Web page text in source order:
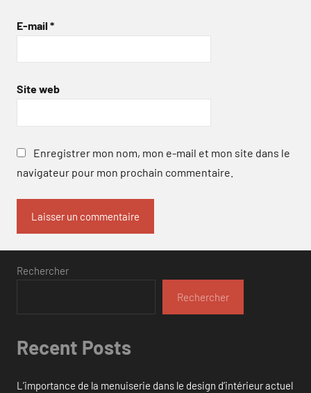
E-mail *
Site web
Enregistrer mon nom, mon e-mail et mon site dans le
navigateur pour mon prochain commentaire.
Rechercher
Rechercher
Recent Posts
L’importance de la menuiserie dans le design d’intérieur actuel